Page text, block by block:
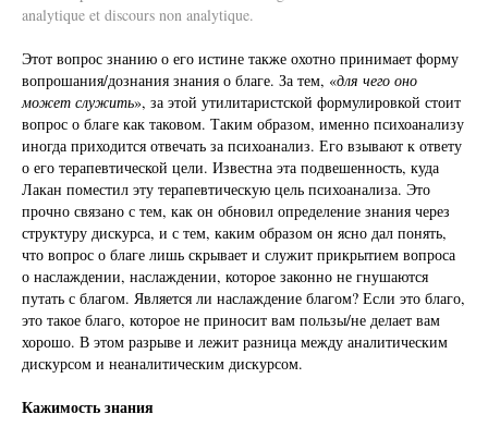
analytique et discours non analytique.
Этот вопрос знанию о его истине также охотно принимает форму
вопрошания/дознания знания о благе. За тем, «для чего оно
может служить», за этой утилитаристской формулировкой стоит
вопрос о благе как таковом. Таким образом, именно психоанализу
иногда приходится отвечать за психоанализ. Его взывают к ответу
о его терапевтической цели. Известна эта подвешенность, куда
Лакан поместил эту терапевтическую цель психоанализа. Это
прочно связано с тем, как он обновил определение знания через
структуру дискурса, и с тем, каким образом он ясно дал понять,
что вопрос о благе лишь скрывает и служит прикрытием вопроса
о наслаждении, наслаждении, которое законно не гнушаются
путать с благом. Является ли наслаждение благом? Если это благо,
это такое благо, которое не приносит вам пользы/не делает вам
хорошо. В этом разрыве и лежит разница между аналитическим
дискурсом и неаналитическим дискурсом.
Кажимость знания